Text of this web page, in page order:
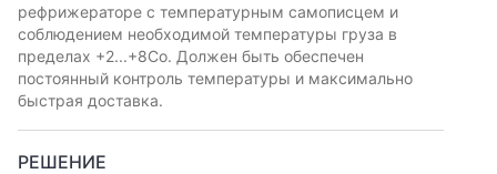
рефрижераторе с температурным самописцем и
соблюдением необходимой температуры груза в
пределах +2...+8Со. Должен быть обеспечен
постоянный контроль температуры и максимально
быстрая доставка.
РЕШЕНИЕ